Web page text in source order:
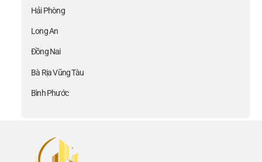
Hải Phòng
Long An
Đồng Nai
Bà Rịa Vũng Tàu
Bình Phước